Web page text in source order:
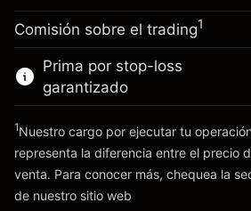
Ir a la plataforma
Tamaño de la operación con
~$5,000.00
Dinero del apalancamiento ~ $
Comisión sobre el trading1
Prima por stop-loss
garantizado
1Nuestro cargo por ejecutar tu
representa la diferencia entre el precio
venta. Para conocer más, chequea la
de nuestro sitio web